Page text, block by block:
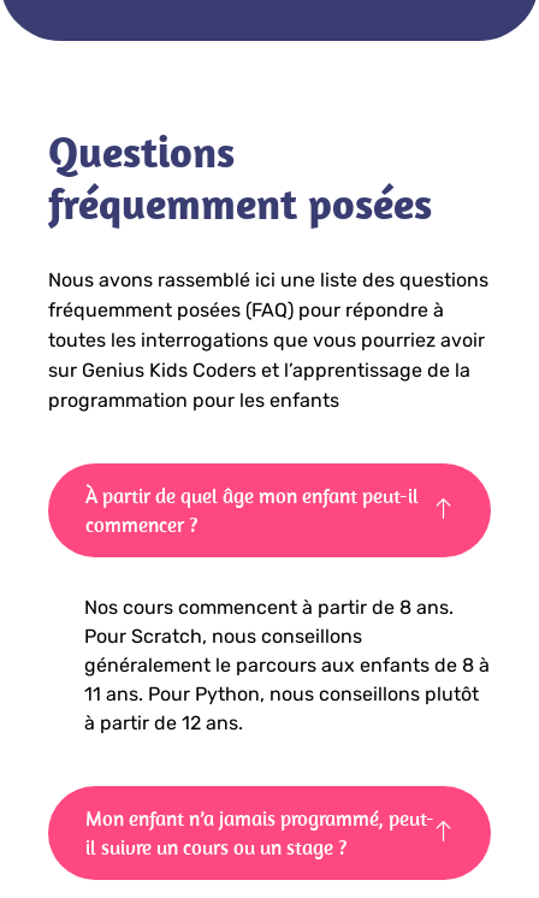
Questions
fréquemment posées
Nous avons rassemblé ici une liste des questions
fréquemment posées (FAQ) pour répondre à
toutes les interrogations que vous pourriez avoir
sur Genius Kids Coders et l’apprentissage de la
programmation pour les enfants
À partir de quel âge mon enfant peut-il
commencer ?
Nos cours commencent à partir de 8 ans.
Pour Scratch, nous conseillons
généralement le parcours aux enfants de 8 à
11 ans. Pour Python, nous conseillons plutôt
à partir de 12 ans.
Mon enfant n’a jamais programmé, peut-
il suivre un cours ou un stage ?